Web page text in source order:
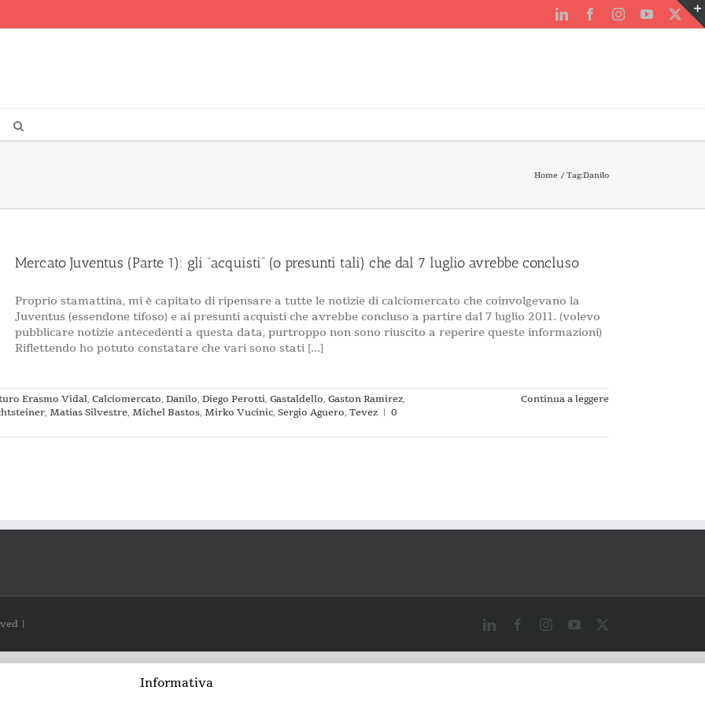
LinkedInFacebookInstagramYouTube
X
Home Tag:Danilo
Mercato Juventus (Parte 1): gli “acquisti” (o presunti tali) che dal 7 luglio avrebbe concluso
Proprio stamattina, mi è capitato di ripensare a tutte le notizie di calciomercato che coinvolgevano la
Juventus (essendone tifoso) e ai presunti acquisti che avrebbe concluso a partire dal 7 luglio 2011. (volevo
pubblicare notizie antecedenti a questa data, purtroppo non sono riuscito a reperire queste informazioni)
Riflettendo ho potuto constatare che vari sono stati [...]
Erasmo Vidal, Calciomercato, Danilo, Diego Perotti, Gastaldello, Gaston Ramirez,
, Matias Silvestre, Michel Bastos, Mirko Vucinic, Sergio Aguero, Tevez | 0
Continua a leggere
| LinkedInFacebookInstagramYouTube
Informativa